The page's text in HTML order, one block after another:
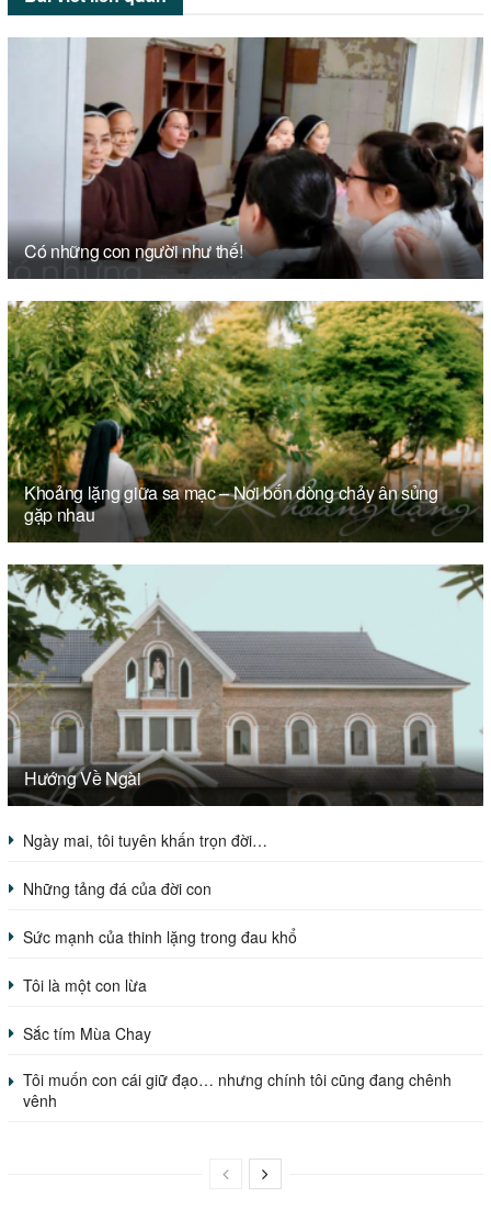
Có những con người như thế!
Khoảng lặng giữa sa mạc – Nơi bốn dòng chảy ân sủng
gặp nhau
Hướng Về Ngài
Ngày mai, tôi tuyên khấn trọn đời…
Những tảng đá của đời con
Sức mạnh của thinh lặng trong đau khổ
Tôi là một con lừa
Sắc tím Mùa Chay
Tôi muốn con cái giữ đạo… nhưng chính tôi cũng đang chênh
vênh